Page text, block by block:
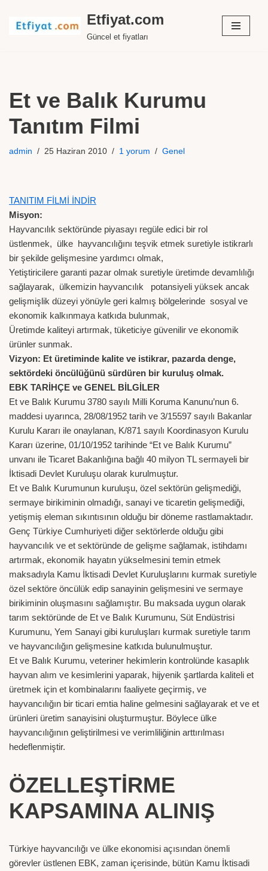
İçeriğe
Etfiyat.com
Güncel et fiyatları
Et ve Balık Kurumu
Tanıtım Filmi
admin 25 Haziran 2010 1 yorum Genel
TANITIM FİLMİ İNDİR
Misyon:
Hayvancılık sektöründe piyasayı regüle edici bir rol
üstlenmek, ülke hayvancılığını teşvik etmek suretiyle istikrarlı
bir şekilde gelişmesine yardımcı olmak,
Yetiştiricilere garanti pazar olmak suretiyle üretimde devamlılığı
sağlayarak, ülkemizin hayvancılık potansiyeli yüksek ancak
gelişmişlik düzeyi yönüyle geri kalmış bölgelerinde sosyal ve
ekonomik kalkınmaya katkıda bulunmak,
Üretimde kaliteyi artırmak, tüketiciye güvenilir ve ekonomik
ürünler sunmak.
Vizyon: Et üretiminde kalite ve istikrar, pazarda denge,
sektördeki öncülüğünü sürdüren bir kuruluş olmak.
EBK TARİHÇE ve GENEL BİLGİLER
Et ve Balık Kurumu 3780 sayılı Milli Koruma Kanunu’nun 6.
maddesi uyarınca, 28/08/1952 tarih ve 3/15597 sayılı Bakanlar
Kurulu Kararı ile onaylanan, K/871 sayılı Koordinasyon Kurulu
Kararı üzerine, 01/10/1952 tarihinde “Et ve Balık Kurumu”
unvanı ile Ticaret Bakanlığına bağlı 40 milyon TL sermayeli bir
İktisadi Devlet Kuruluşu olarak kurulmuştur.
Et ve Balık Kurumunun kuruluşu, özel sektörün gelişmediği,
sermaye birikiminin olmadığı, sanayi ve ticaretin gelişmediği,
yetişmiş eleman sıkıntısının olduğu bir döneme rastlamaktadır.
Genç Türkiye Cumhuriyeti diğer sektörlerde olduğu gibi
hayvancılık ve et sektöründe de gelişme sağlamak, istihdamı
artırmak, ekonomik hayatın yükselmesini temin etmek
maksadıyla Kamu İktisadi Devlet Kuruluşlarını kurmak suretiyle
özel sektöre öncülük edip sanayinin gelişmesini ve sermaye
birikiminin oluşmasını sağlamıştır. Bu maksada uygun olarak
tarım sektöründe de Et ve Balık Kurumunu, Süt Endüstrisi
Kurumunu, Yem Sanayi gibi kuruluşları kurmak suretiyle tarım
ve hayvancılığın gelişmesine katkıda bulunulmuştur.
Et ve Balık Kurumu, veteriner hekimlerin kontrolünde kasaplık
hayvan alım ve kesimlerini yaparak, hijyenik şartlarda kaliteli et
üretmek için et kombinalarını faaliyete geçirmiş, ve
hayvancılığın bir ticari emtia haline gelmesini sağlayarak et ve et
ürünleri üretim sanayisini oluşturmuştur. Böylece ülke
hayvancılığının geliştirilmesi ve verimliliğinin arttırılması
hedeflenmiştir.
ÖZELLEŞTİRME
KAPSAMINA ALINIŞ
Türkiye hayvancılığı ve ülke ekonomisi açısından önemli
görevler üstlenen EBK, zaman içerisinde, bütün Kamu İktisadi